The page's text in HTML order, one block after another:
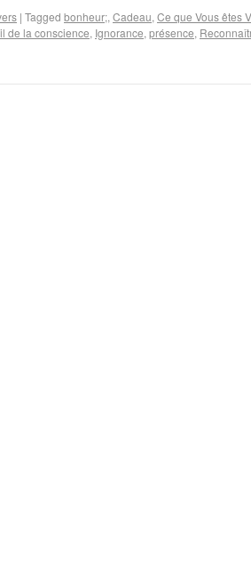
| Tagged bonheur;, Cadeau, Ce que Vous êtes
de la conscience, Ignorance, présence,